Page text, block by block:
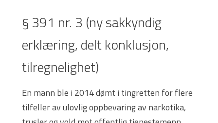
§ 391 nr. 3 (ny sakkyndig
erklæring, delt konklusjon,
tilregnelighet)
En mann ble i 2014 dømt i tingretten for flere
tilfeller av ulovlig oppbevaring av narkotika,